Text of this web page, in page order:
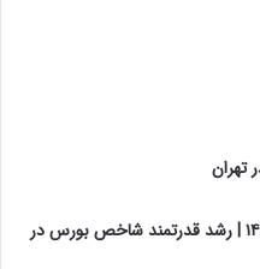
تهران
گزارش بورس امروز شنبه ۱۷ مرداد ۱۴۰۵ | رشد قدرتمند شاخص بورس در